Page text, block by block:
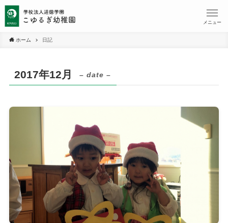
メニュー
ホーム 日記
2017年12月 – date –